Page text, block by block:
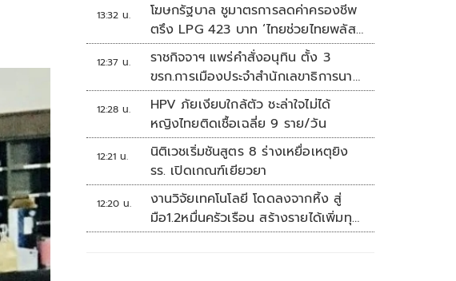
13:32 น.
โฆษกรัฐบาล ชูมาตรการลดค่าครองชีพ
ตรึง LPG 423 บาท ‘ไทยช่วยไทยพลัส’
ดันเงินหมุนแสนล้าน
12:37 น.
ราชกิจจาฯ แพร่คำสั่งอนุทิน ตั้ง 3
ขรก.การเมืองประจำสำนักเลขาธิการนา
ยกฯ
12:28 น.
HPV ภัยเงียบใกล้ตัว ชะล่าใจไม่ได้
หญิงไทยติดเชื้อเฉลี่ย 9 ราย/วัน
12:21 น.
นิติเวชเริ่มชันสูตร 8 ร่างเหยื่อเหตุยิง
รร. เปิดเกณฑ์เยียวยา
12:20 น.
งานวิจัยเทคโนโลยี โดดลงจากหิ้ง สู่
มือ1.2หมื่นครัวเรือน สร้างรายได้เพิ่มทุก
เดือน